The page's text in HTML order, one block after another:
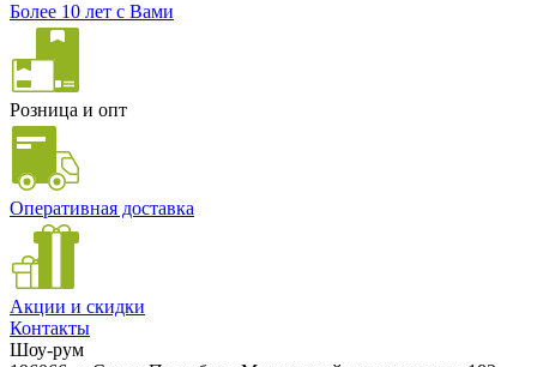
Более 10 лет с Вами
Розница и опт
Оперативная доставка
Акции и скидки
Контакты
Шоу-рум